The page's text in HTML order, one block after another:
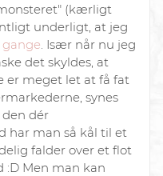
(kærligt
underligt, at jeg
gange. Især når nu jeg
det skyldes, at
er meget let at få fat
synes
dér
har man så kål til et
falder over et flot
:D Men man kan